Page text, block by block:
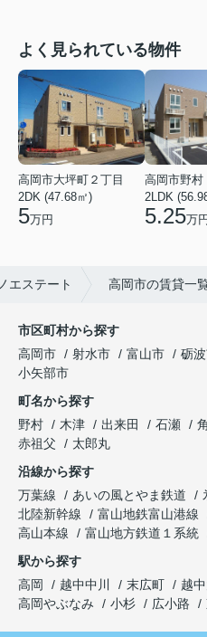
よく見られている物件
高岡市大坪町２丁目
2DK (47.68㎡)
5万円
高岡市野村
2LDK
5.25万円
エステート 高岡市の賃貸一
市区町村から探す
高岡市
射水市 富山市 砺
小矢部市
町名から探す
野村
木津 出来田 石瀬 角
赤祖父
太郎丸
沿線から探す
万葉線
あいの風とやま鉄道
北陸新幹線
富山地鉄富山港線
高山本線
富山地方鉄道１系統
駅から探す
高岡
越中中川 末広町 越
高岡やぶなみ
小杉 広小路